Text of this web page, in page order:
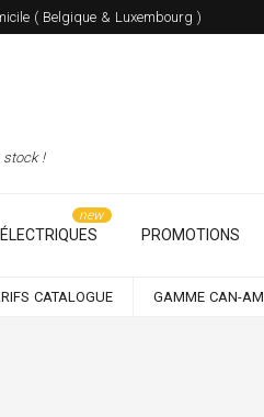
( Belgique & Luxembourg )
stock !
PROMOTIONS
CATALOGUE GAMME CAN-AM